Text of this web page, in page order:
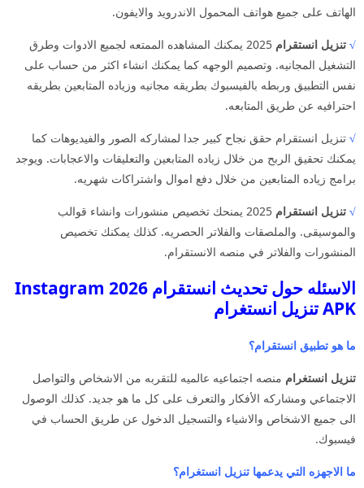
الهاتف على جميع هواتف المحمول الاندرويد والايفون.
√ تنزيل انستقرام
2025 يمكنك المشاهده الممتعه لجميع الادوات وطرق
التشغيل المجانيه. وتصميم الوجهه كما يمكنك انشاء اكثر من حساب على
نفس التطبيق وربطه بالفيسبوك بطريقه مجانيه وزياده المتابعين بطريقه
احترافيه عن طريق المتابعه.
√ تنزيل انستقرام حقق نجاح كبير جدا لمشاركه الصور والفيديوهات كما
يمكنك تحقيق الربح من خلال زياده المتابعين والتعليقات والاعجابات. ويوجد
برامج زياده المتابعين من خلال دفع اموال واشتراكات شهريه.
√ تنزيل انستقرام
2025 يمنحك تخصيص منشورات وانشاء قوالب
والموسيقى. والملصقات والفلاتر الحصريه. كذلك يمكنك تخصيص
المنشورات والفلاتر في منصه الانستقرام.
الاسئله حول تحديث انستقرام 2026 Instagram
APK تنزيل انستغرام
ما هو تطبيق انستقرام؟
تنزيل انستغرام منصه اجتماعيه عالميه للتقربه من الاشخاص والتواصل
الاجتماعي ومشاركه الأفكار والتعرف على كل ما هو جديد. كذلك الوصول
الى جميع الاشخاص والاشياء والتسجيل الدخول عن طريق الحساب في
فيسبوك.
ما الاجهزه التي يدعمها تنزيل انستغرام؟